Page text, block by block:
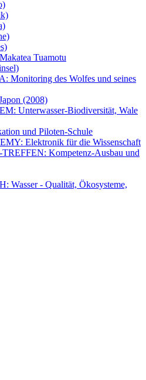
Tuamotu
Monitoring des Wolfes und seines
(2008)
Unterwasser-Biodiversität, Wale
und Piloten-Schule
Elektronik für die Wissenschaft
Kompetenz-Ausbau und
Wasser - Qualität, Ökosysteme,